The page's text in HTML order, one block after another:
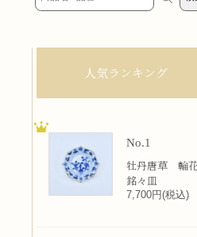
人気ランキング
No.1
牡丹唐草 輪
銘々皿
7,700円(税込)